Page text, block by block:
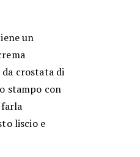
un
crostata di
stampo con
liscio e